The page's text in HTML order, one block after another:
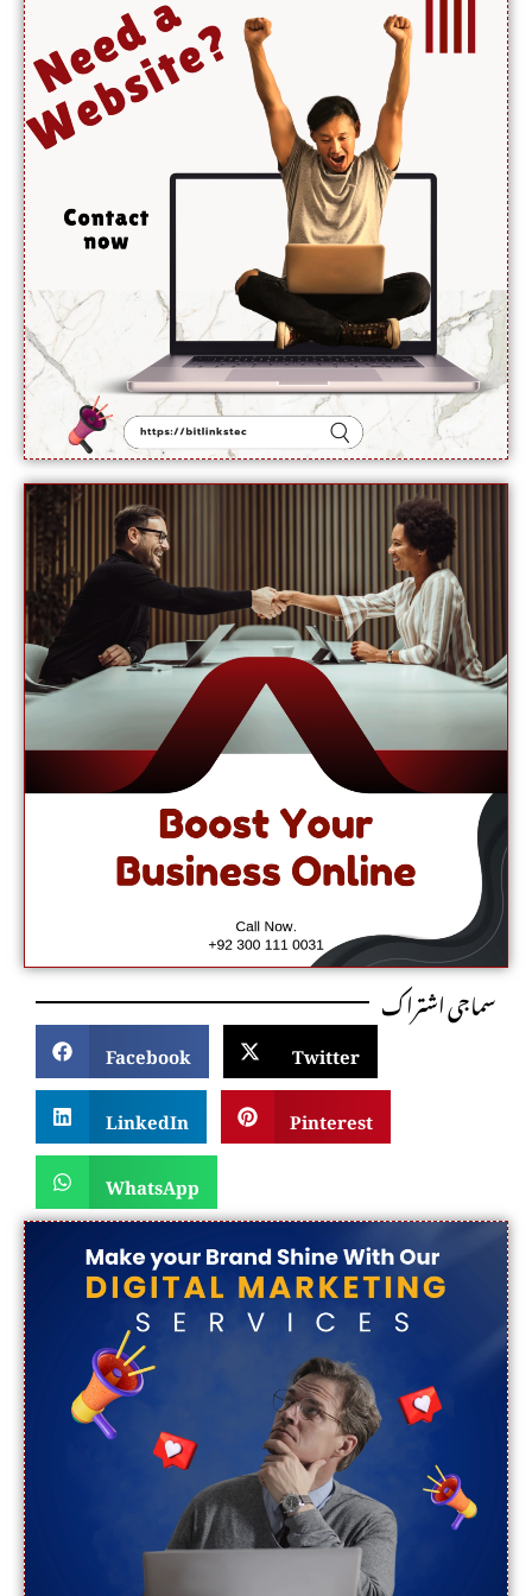
ہوں
جائے گی
سماجی اشتراک
Facebook
Twitter
LinkedIn
Pinterest
WhatsApp